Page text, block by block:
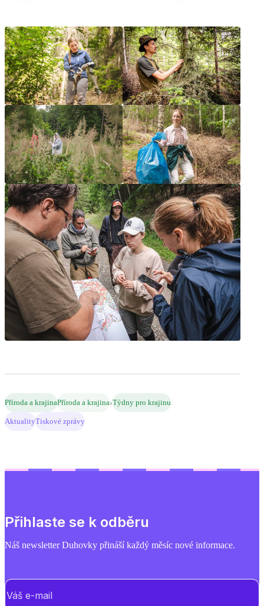
Příroda a krajinaPříroda a krajina›Týdny pro krajinu
AktualityTiskové zprávy
Přihlaste se k odběru
Náš newsletter Duhovky přináší každý měsíc nové informace.
E-mail